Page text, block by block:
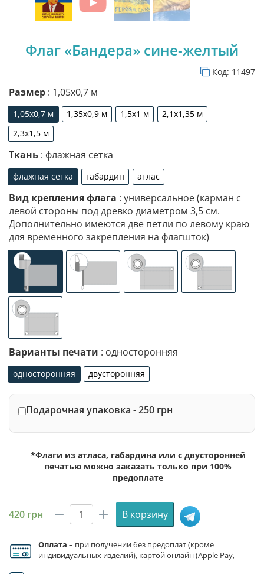
Флаг «Бандера» сине-желтый
Код: 11497
Размер : 1,05х0,7 м
1,05х0,7 м
1,05х0,7 м
1,35х0,9 м
1,35х0,9 м
1,5х1 м
1,5х1 м
2,1х1,35 м
2,1х1,35 м
2,3х1,5 м
2,3х1,5 м
Ткань : флажная сетка
флажная сетка
флажная сетка
габардин
габардин
атлас
атлас
Вид крепления флага : универсальное (карман с
левой стороны под древко диаметром 3,5 см.
Дополнительно имеются две петли по левому краю
для временного закрепления на флагшток)
Варианты печати : односторонняя
односторонняя
односторонняя
двусторонняя
двусторонняя
Подарочная упаковка - 250 грн
*Флаги из атласа, габардина или с двусторонней
печатью можно заказать только при 100%
предоплате
420 грн
Количество
Флаг
«Бандера»
В корзину
Оплата – при получении без предоплат (кроме
индивидуальных изделий), картой онлайн (Apple Pay,